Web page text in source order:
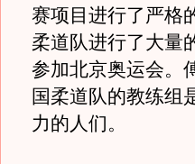
赛项目进行了严格
柔道队进行了大量
参加北京奥运会。
国柔道队的教练组
力的人们。